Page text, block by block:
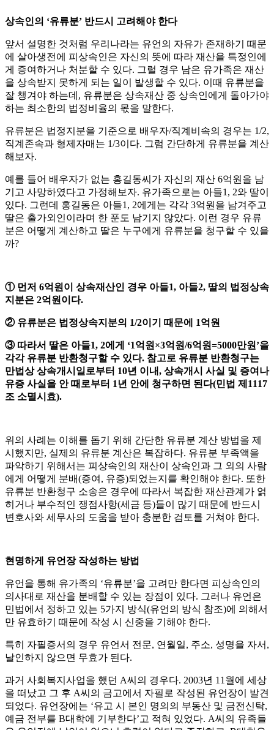
상속인의 ‘유류분’ 반드시 고려해야 한다
앞서 설명한 것처럼 우리나라는 유언의 자유가 존재하기 때문
에 살아생전에 피상속인은 자신의 뜻에 따라 재산을 특정인에
게 증여하거나 처분할 수 있다. 그럴 경우 남은 유가족은 재산
을 상속받지 못하게 되는 일이 발생할 수 있다. 이때 유류분을
잘 챙겨야 하는데, 유류분은 상속재산 중 상속인에게 돌아가야
하는 최소한의 법정비율의 몫을 말한다.
유류분은 법정지분을 기준으로 배우자/직계비속의 경우는 1/2,
직계존속과 형제자매는 1/3이다. 그럼 간단하게 유류분을 계산
해보자.
예를 들어 배우자가 없는 홍길동씨가 자신의 재산 6억원을 남
기고 사망하였다고 가정해보자. 유가족으로는 아들1, 2와 딸이
있다. 그런데 홍길동은 아들1, 2에게는 각각 3억원을 남겨주고
딸은 출가외인이라며 한 푼도 남기지 않았다. 이런 경우 유류
분은 어떻게 계산하고 딸은 누구에게 유류분을 청구할 수 있을
까?
① 먼저 6억원이 상속재산인 경우 아들1, 아들2, 딸의 법정상속
지분은 2억원이다.
② 유류분은 법정상속지분의 1/2이기 때문에 1억원
③ 따라서 딸은 아들1, 2에게 ‘1억원×3억원/6억원=5000만원’을
각각 유류분 반환청구할 수 있다. 참고로 유류분 반환청구는
만법상 상속개시일로부터 10년 이내, 상속개시 사실 및 증여나
유증 사실을 안 때로부터 1년 안에 청구하면 된다(민법 제1117
조 소멸시효).
위의 사례는 이해를 돕기 위해 간단한 유류분 계산 방법을 제
시했지만, 실제의 유류분 계산은 복잡하다. 유류분 부족액을
파악하기 위해서는 피상속인의 재산이 상속인과 그 외의 사람
에게 어떻게 분배(증여, 유증)되었는지를 확인해야 한다. 또한
유류분 반환청구 소송은 경우에 따라서 복잡한 재산관계가 얽
히거나 부수적인 쟁점사항(세금 등)들이 많기 때문에 반드시
변호사와 세무사의 도움을 받아 충분한 검토를 거쳐야 한다.
현명하게 유언장 작성하는 방법
유언을 통해 유가족의 ‘유류분’을 고려만 한다면 피상속인의
의사대로 재산을 분배할 수 있는 장점이 있다. 그러나 유언은
민법에서 정하고 있는 5가지 방식(유언의 방식 참조)에 의해서
만 유효하기 때문에 작성 시 신중을 기해야 한다.
특히 자필증서의 경우 유언서 전문, 연월일, 주소, 성명을 자서,
날인하지 않으면 무효가 된다.
과거 사회복지사업을 했던 A씨의 경우다. 2003년 11월에 세상
을 떠났고 그 후 A씨의 금고에서 자필로 작성된 유언장이 발견
되었다. 유언장에는 ‘유고 시 본인 명의의 부동산 및 금전신탁,
예금 전부를 B대학에 기부한다’고 적혀 있었다. A씨의 유족들